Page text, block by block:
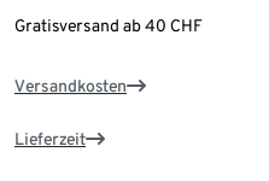
Gratisversand ab 40 CHF
Versandkosten
Lieferzeit